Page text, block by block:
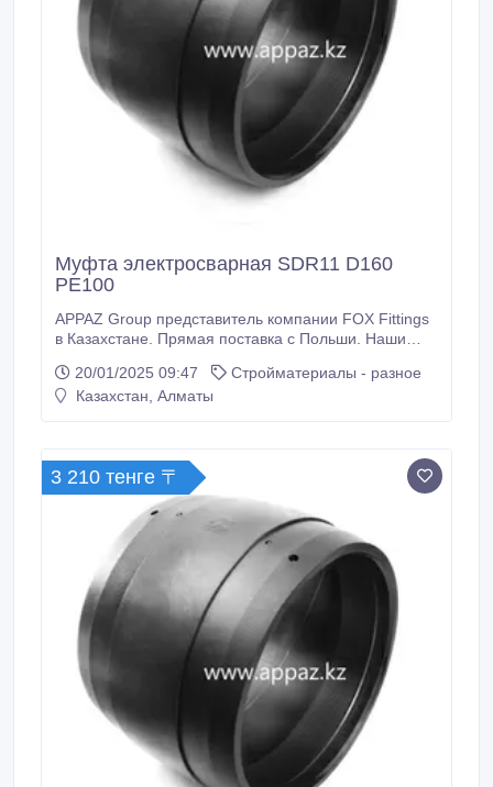
Муфта электросварная SDR11 D160
PE100
APPAZ Group представитель компании FOX Fittings
в Казахстане. Прямая поставка с Польши. Наши
полиэтилена, в котором нагревательный закладной
элемент расположен внутри полиэтилена в
муфты.
20/01/2025 09:47
Стройматериалы - разное
Казахстан, Алматы
3 210 тенге 〒